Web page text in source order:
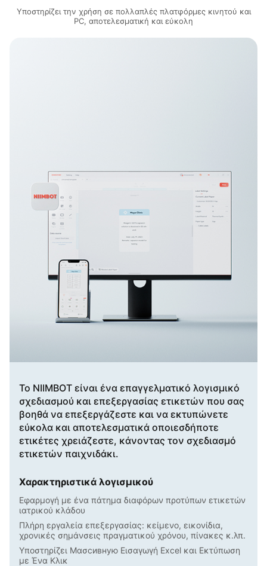
Υποστηρίζει την χρήση σε πολλαπλές πλατφόρμες κινητού και
PC, αποτελεσματική και εύκολη
Το NIIMBOT είναι ένα επαγγελματικό λογισμικό
σχεδιασμού και επεξεργασίας ετικετών που σας
βοηθά να επεξεργάζεστε και να εκτυπώνετε
εύκολα και αποτελεσματικά οποιεσδήποτε
ετικέτες χρειάζεστε, κάνοντας τον σχεδιασμό
ετικετών παιχνιδάκι.
Χαρακτηριστικά λογισμικού
Εφαρμογή με ένα πάτημα διαφόρων προτύπων ετικετών
ιατρικού κλάδου
Πλήρη εργαλεία επεξεργασίας: κείμενο, εικονίδια,
χρονικές σημάνσεις πραγματικού χρόνου, πίνακες κ.λπ.
Υποστηρίζει Μασсивную Εισαγωγή Excel και Εκτύπωση
με Ένα Κλικ